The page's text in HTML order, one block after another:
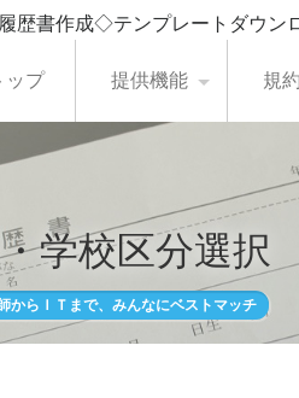
歴書作成◇テンプレートダウ
ップ 提供機能 規
学校区分選択
からＩＴまで、みんなにベストマッチ